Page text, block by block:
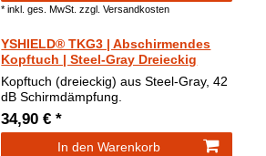
*inkl. ges. MwSt. zzgl.Versandkosten
YSHIELD® TKG3 | Abschirmendes
Kopftuch | Steel-Gray Dreieckig
Kopftuch (dreieckig) aus Steel-Gray, 42
dB Schirmdämpfung.
34,90 € *
In den Warenkorb